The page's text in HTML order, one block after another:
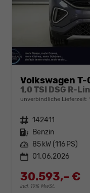
Volkswagen T-
1,0 TSI DSG R-
unverbindliche Lieferzeit:
Fahrzeugnr. 142411
Kraftstoff Benzin
Leistung 85 kW (116 PS)
01.06.2026
30.593,– €
incl. 19% MwSt.